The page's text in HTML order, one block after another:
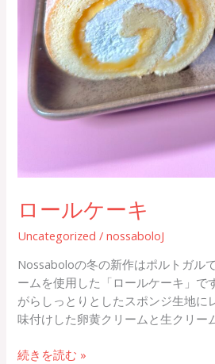
ロールケーキ
Uncategorized /nossaboloJ
Nossaboloの冬の新作はポルトガル
ームを使用した「ロールケーキ」で
がらしっとりとしたスポンジ生地に
味付けした卵黄クリームと生クリー
続きを読む »